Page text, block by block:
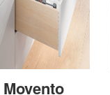
Movento